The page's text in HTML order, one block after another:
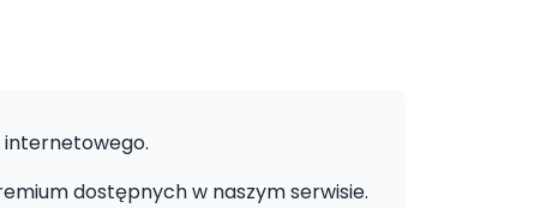
internetowego.
dostępnych w naszym serwisie.